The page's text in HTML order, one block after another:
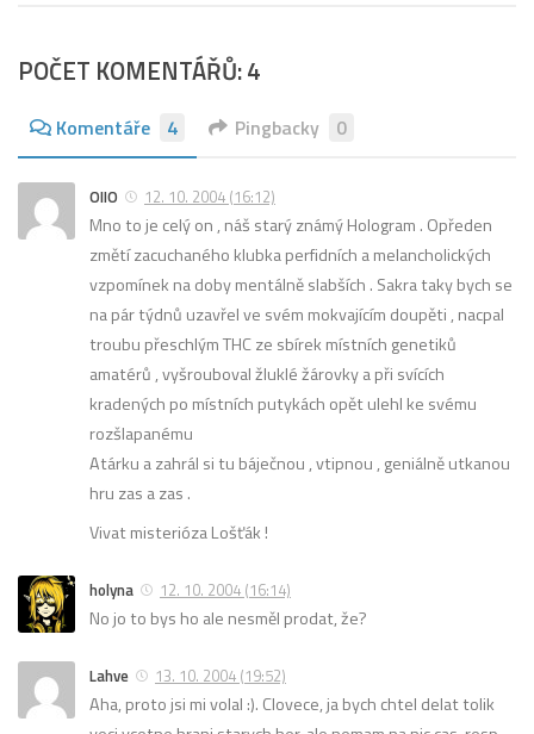
POČET KOMENTÁŘŮ: 4
Komentáře 4 Pingbacky 0
OIIO 12. 10. 2004 (16:12)
Mno to je celý on , náš starý známý Hologram . Opředen
změtí zacuchaného klubka perfidních a melancholických
vzpomínek na doby mentálně slabších . Sakra taky bych se
na pár týdnů uzavřel ve svém mokvajícím doupěti , nacpal
troubu přeschlým THC ze sbírek místních genetiků
amatérů , vyšrouboval žluklé žárovky a při svících
kradených po místních putykách opět ulehl ke svému
rozšlapanému
Atárku a zahrál si tu báječnou , vtipnou , geniálně utkanou
hru zas a zas .
Vivat misterióza Lošťák !
holyna 12. 10. 2004 (16:14)
No jo to bys ho ale nesměl prodat, že?
Lahve 13. 10. 2004 (19:52)
Aha, proto jsi mi volal :). Clovece, ja bych chtel delat tolik